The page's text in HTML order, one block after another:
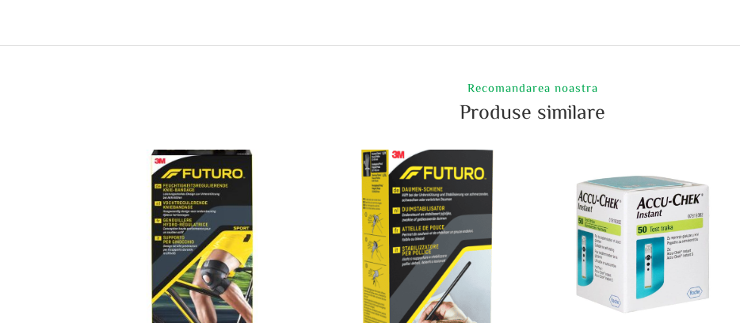
Recomandarea noastra
Produse similare